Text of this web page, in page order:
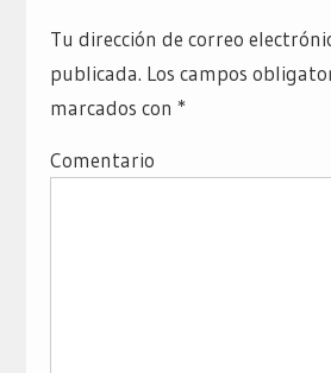
Tu dirección de correo
publicada. Los campos
marcados con *
Comentario